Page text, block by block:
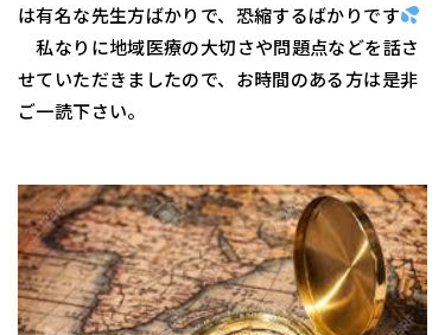
は有名な先生方ばかりで、恐縮するばかりです
私なりに地域医療の大切さや問題点などを話さ
せていただきましたので、お時間のある方は是非
ご一読下さい。